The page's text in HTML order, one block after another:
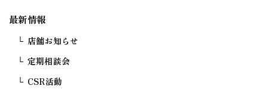
最新情報
店舗お知らせ
定期相談会
CSR活動